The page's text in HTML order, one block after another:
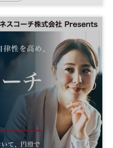
日経ビジネススクール